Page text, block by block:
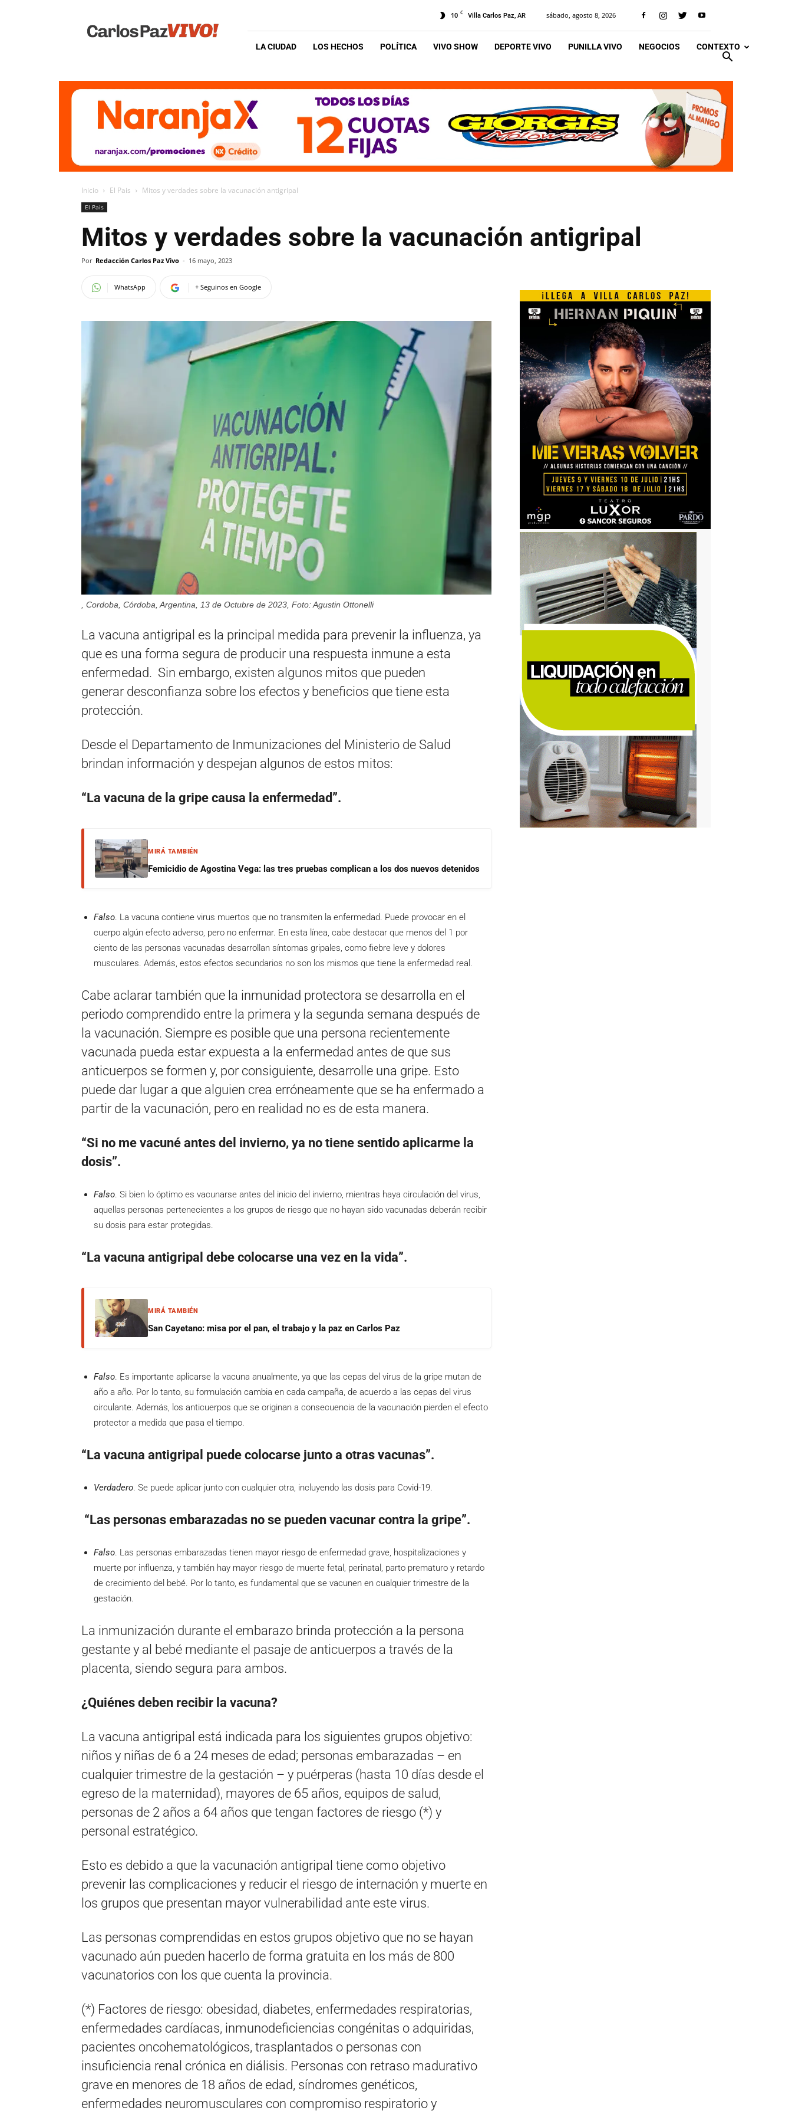
Vivo
10 C Villa Carlos Paz, AR sábado, agosto 8, 2026
LA CIUDAD LOS HECHOS POLÍTICA VIVO SHOW DEPORTE VIVO PUNILLA VIVO NEGOCIOS CONTEXTO
Inicio El Pais Mitos y verdades sobre la vacunación antigripal
El Pais
Mitos y verdades sobre la vacunación antigripal
Por Redacción Carlos Paz Vivo - 16 mayo, 2023
WhatsApp + Seguinos en Google
, Cordoba, Córdoba, Argentina, 13 de Octubre de 2023, Foto: Agustin Ottonelli
La vacuna antigripal es la principal medida para prevenir la influenza, ya
que es una forma segura de producir una respuesta inmune a esta
enfermedad. Sin embargo, existen algunos mitos que pueden
generar desconfianza sobre los efectos y beneficios que tiene esta
protección.
Desde el Departamento de Inmunizaciones del Ministerio de Salud
brindan información y despejan algunos de estos mitos:
“La vacuna de la gripe causa la enfermedad”.
MIRÁ TAMBIÉN
Femicidio de Agostina Vega: las tres pruebas complican a los dos nuevos detenidos
Falso. La vacuna contiene virus muertos que no transmiten la enfermedad. Puede provocar en el
cuerpo algún efecto adverso, pero no enfermar. En esta línea, cabe destacar que menos del 1 por
ciento de las personas vacunadas desarrollan síntomas gripales, como fiebre leve y dolores
musculares. Además, estos efectos secundarios no son los mismos que tiene la enfermedad real.
Cabe aclarar también que la inmunidad protectora se desarrolla en el
periodo comprendido entre la primera y la segunda semana después de
la vacunación. Siempre es posible que una persona recientemente
vacunada pueda estar expuesta a la enfermedad antes de que sus
anticuerpos se formen y, por consiguiente, desarrolle una gripe. Esto
puede dar lugar a que alguien crea erróneamente que se ha enfermado a
partir de la vacunación, pero en realidad no es de esta manera.
“Si no me vacuné antes del invierno, ya no tiene sentido aplicarme la
dosis”.
Falso. Si bien lo óptimo es vacunarse antes del inicio del invierno, mientras haya circulación del virus,
aquellas personas pertenecientes a los grupos de riesgo que no hayan sido vacunadas deberán recibir
su dosis para estar protegidas.
“La vacuna antigripal debe colocarse una vez en la vida”.
MIRÁ TAMBIÉN
San Cayetano: misa por el pan, el trabajo y la paz en Carlos Paz
Falso. Es importante aplicarse la vacuna anualmente, ya que las cepas del virus de la gripe mutan de
año a año. Por lo tanto, su formulación cambia en cada campaña, de acuerdo a las cepas del virus
circulante. Además, los anticuerpos que se originan a consecuencia de la vacunación pierden el efecto
protector a medida que pasa el tiempo.
“La vacuna antigripal puede colocarse junto a otras vacunas”.
Verdadero. Se puede aplicar junto con cualquier otra, incluyendo las dosis para Covid-19.
“Las personas embarazadas no se pueden vacunar contra la gripe”.
Falso. Las personas embarazadas tienen mayor riesgo de enfermedad grave, hospitalizaciones y
muerte por influenza, y también hay mayor riesgo de muerte fetal, perinatal, parto prematuro y retardo
de crecimiento del bebé. Por lo tanto, es fundamental que se vacunen en cualquier trimestre de la
gestación.
La inmunización durante el embarazo brinda protección a la persona
gestante y al bebé mediante el pasaje de anticuerpos a través de la
placenta, siendo segura para ambos.
¿Quiénes deben recibir la vacuna?
La vacuna antigripal está indicada para los siguientes grupos objetivo:
niños y niñas de 6 a 24 meses de edad; personas embarazadas – en
cualquier trimestre de la gestación – y puérperas (hasta 10 días desde el
egreso de la maternidad), mayores de 65 años, equipos de salud,
personas de 2 años a 64 años que tengan factores de riesgo (*) y
personal estratégico.
Esto es debido a que la vacunación antigripal tiene como objetivo
prevenir las complicaciones y reducir el riesgo de internación y muerte en
los grupos que presentan mayor vulnerabilidad ante este virus.
Las personas comprendidas en estos grupos objetivo que no se hayan
vacunado aún pueden hacerlo de forma gratuita en los más de 800
vacunatorios con los que cuenta la provincia.
(*) Factores de riesgo: obesidad, diabetes, enfermedades respiratorias,
enfermedades cardíacas, inmunodeficiencias congénitas o adquiridas,
pacientes oncohematológicos, trasplantados o personas con
insuficiencia renal crónica en diálisis. Personas con retraso madurativo
grave en menores de 18 años de edad, síndromes genéticos,
enfermedades neuromusculares con compromiso respiratorio y